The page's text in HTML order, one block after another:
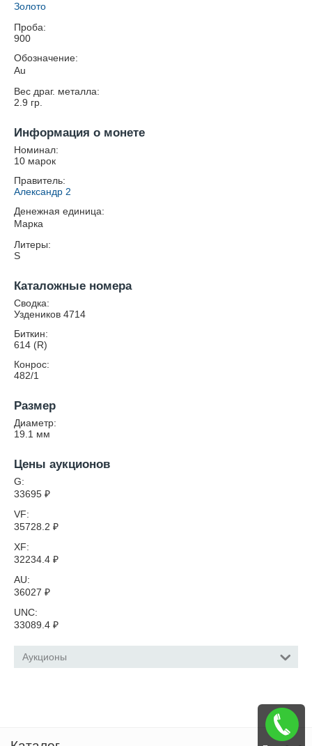
Золото
Проба:
900
Обозначение:
Au
Вес драг. металла:
2.9 гр.
Информация о монете
Номинал:
10 марок
Правитель:
Александр 2
Денежная единица:
Марка
Литеры:
S
Каталожные номера
Сводка:
Уздеников 4714
Биткин:
614 (R)
Конрос:
482/1
Размер
Диаметр:
19.1 мм
Цены аукционов
G:
33695 ₽
VF:
35728.2 ₽
XF:
32234.4 ₽
AU:
36027 ₽
UNC:
33089.4 ₽
Аукционы